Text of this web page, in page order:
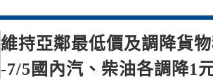
維持亞鄰最低價及調降貨
-7/5國內汽、柴油各調降1